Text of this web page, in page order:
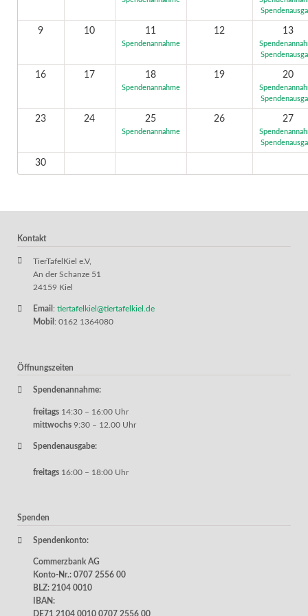
9 10 11
Spendenannahme
12 13
16 17 18
Spendenannahme
19 20
23 24 25
Spendenannahme
26 27
30
Kontakt
TierTafelKiel e.V,
An der Schanze 51
24159 Kiel
Email : tiertafelkiel@tiertafelkiel.de
Mobil : 0162 1364080
Öffnungszeiten
Spendenannahme:
freitags 14:30 – 16:00 Uhr
mittwochs 9:30 – 12.00 Uhr
Spendenausgabe:
freitags 16:00 – 18:00 Uhr
Spenden
Spendenkonto:
Commerzbank AG
Konto-Nr.: 0707 2556 00
BLZ: 2104 0010
IBAN:
DE71 2104 0010 0707 2556 00